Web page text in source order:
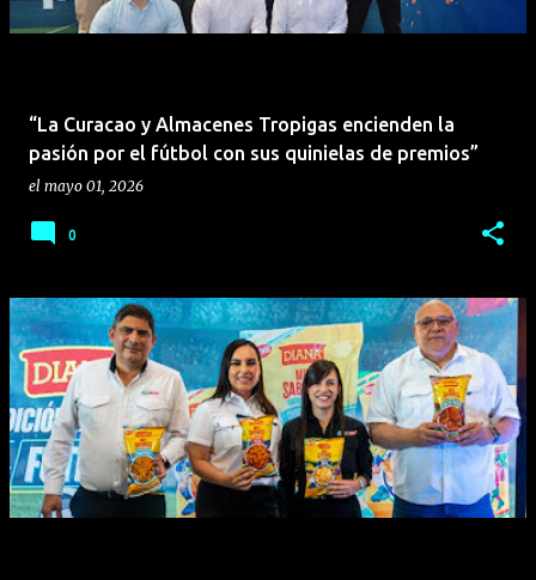
“La Curacao y Almacenes Tropigas encienden la
pasión por el fútbol con sus quinielas de premios”
el mayo 01, 2026
0